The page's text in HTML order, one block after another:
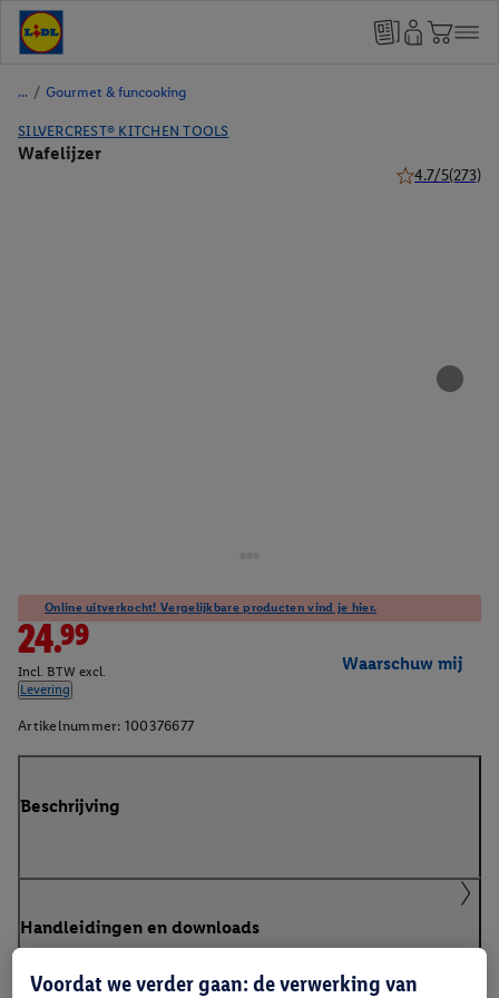
/ Gourmet & funcooking
SILVERCREST® KITCHEN TOOLS
Wafelijzer
4.7/5(273)
Online uitverkocht! Vergelijkbare producten vind je hier.
24.99
Incl. BTW excl.
Levering
Waarschuw mij
Artikelnummer: 100376677
Beschrijving
Handleidingen en downloads
Voordat we verder gaan: de verwerking van